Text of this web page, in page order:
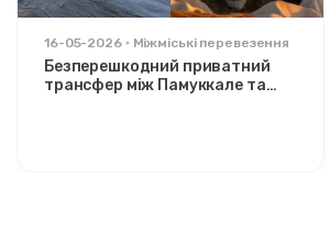
16-05-2026 Міжміські перевезення
Безперешкодний приватний
трансфер між Памуккале та